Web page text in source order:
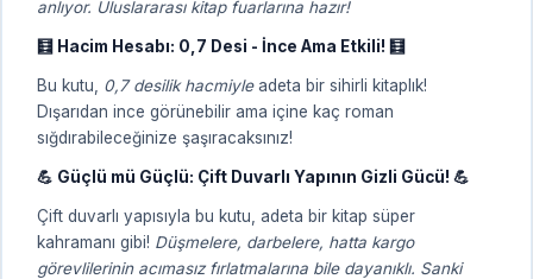
anlıyor. Uluslararası kitap fuarlarına hazır!
🧮 Hacim Hesabı: 0,7 Desi - İnce Ama Etkili! 🧮
Bu kutu, 0,7 desilik hacmiyleadeta bir sihirli kitaplık!
Dışarıdan ince görünebilir ama içine kaç roman
sığdırabileceğinize şaşıracaksınız!
💪 Güçlü mü Güçlü: Çift Duvarlı Yapının Gizli Gücü! 💪
Çift duvarlı yapısıyla bu kutu, adeta bir kitap süper
kahramanı gibi! Düşmelere, darbelere, hatta kargo
görevlilerinin acımasız fırlatmalarına bile dayanıklı. Sanki